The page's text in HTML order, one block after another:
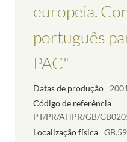
europeia.
português
PAC"
Datas de produção
Código de referência
PT/PR/AHPR/GB/
Localização física